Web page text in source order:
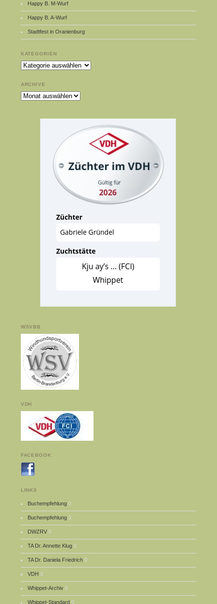
Happy B. M-Wurf
Happy B. A-Wurf
Stadtfest in Oranienburg
KATEGORIEN
Kategorien
ARCHIVE
Archive
WSVBB
VDH
FACEBOOK
LINKS
Buchempfehlung 0
Buchempfehlung 0
DWZRV 0
TA Dr. Annette Klug 0
TA Dr. Daniela Friedrich 0
VDH 0
Whippet-Archiv 0
Whippet-Standard 0